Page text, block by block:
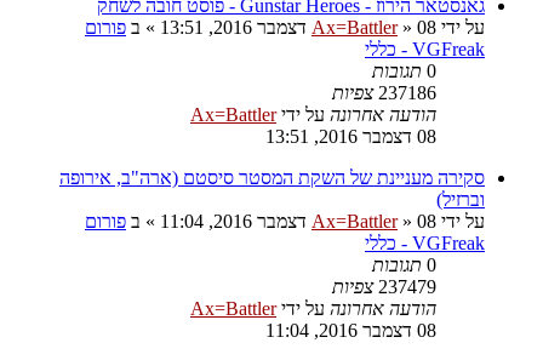
גאנסטאר הירוז - Gunstar Heroes - פוסט חובה לשחק
על ידי
Ax=Battler» 08 דצמבר 2016, 13:51 » ב פורום
VGFreak - כללי
0 תגובות
237186 צפיות
הודעה אחרונה על ידיAx=Battler
08 דצמבר 2016, 13:51
סקירה מעניינת של השקת המסטר סיסטם (ארה"ב, אירופה
וברזיל)
על ידי
Ax=Battler» 08 דצמבר 2016, 11:04 » ב פורום
VGFreak - כללי
0 תגובות
237479 צפיות
הודעה אחרונה על ידיAx=Battler
08 דצמבר 2016, 11:04